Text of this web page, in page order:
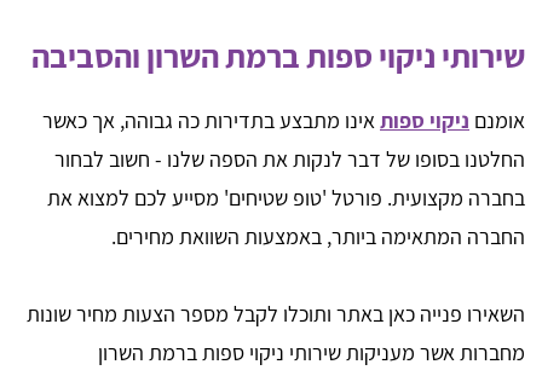
שירותי ניקוי ספות ברמת השרון והסביבה
אומנם ניקוי ספותאינו מתבצע בתדירות כה גבוהה, אך כאשר
החלטנו בסופו של דבר לנקות את הספה שלנו - חשוב לבחור
בחברה מקצועית. פורטל 'טופ שטיחים' מסייע לכם למצוא את
החברה המתאימה ביותר, באמצעות השוואת מחירים.
השאירו פנייה כאן באתר ותוכלו לקבל מספר הצעות מחיר שונות
מחברות אשר מעניקות שירותי ניקוי ספות ברמת השרון